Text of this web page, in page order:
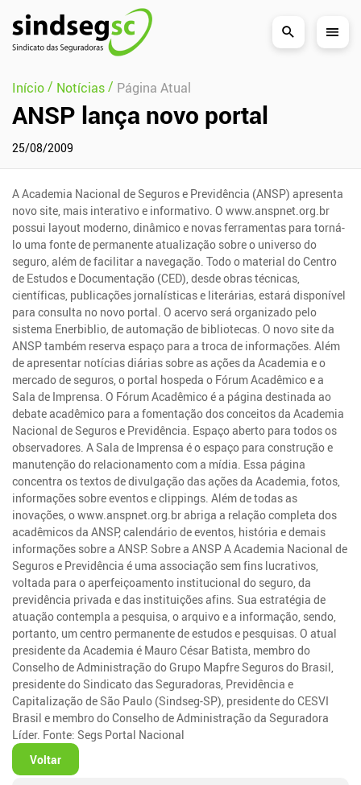
Pular Navegação (s)
Início/ Notícias/ Página Atual
ANSP lança novo portal
25/08/2009
A Academia Nacional de Seguros e Previdência (ANSP) apresenta
novo site, mais interativo e informativo. O www.anspnet.org.br
possui layout moderno, dinâmico e novas ferramentas para torná-
lo uma fonte de permanente atualização sobre o universo do
seguro, além de facilitar a navegação. Todo o material do Centro
de Estudos e Documentação (CED), desde obras técnicas,
científicas, publicações jornalísticas e literárias, estará disponível
para consulta no novo portal. O acervo será organizado pelo
sistema Enerbiblio, de automação de bibliotecas. O novo site da
ANSP também reserva espaço para a troca de informações. Além
de apresentar notícias diárias sobre as ações da Academia e o
mercado de seguros, o portal hospeda o Fórum Acadêmico e a
Sala de Imprensa. O Fórum Acadêmico é a página destinada ao
debate acadêmico para a fomentação dos conceitos da Academia
Nacional de Seguros e Previdência. Espaço aberto para todos os
observadores. A Sala de Imprensa é o espaço para construção e
manutenção do relacionamento com a mídia. Essa página
concentra os textos de divulgação das ações da Academia, fotos,
informações sobre eventos e clippings. Além de todas as
inovações, o www.anspnet.org.br abriga a relação completa dos
acadêmicos da ANSP, calendário de eventos, história e demais
informações sobre a ANSP. Sobre a ANSP A Academia Nacional de
Seguros e Previdência é uma associação sem fins lucrativos,
voltada para o aperfeiçoamento institucional do seguro, da
previdência privada e das instituições afins. Sua estratégia de
atuação contempla a pesquisa, o arquivo e a informação, sendo,
portanto, um centro permanente de estudos e pesquisas. O atual
presidente da Academia é Mauro César Batista, membro do
Conselho de Administração do Grupo Mapfre Seguros do Brasil,
presidente do Sindicato das Seguradoras, Previdência e
Capitalização de São Paulo (Sindseg-SP), presidente do CESVI
Brasil e membro do Conselho de Administração da Seguradora
Líder. Fonte: Segs Portal Nacional
Voltar